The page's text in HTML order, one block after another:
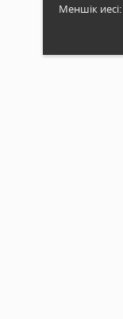
Меншік иесі: